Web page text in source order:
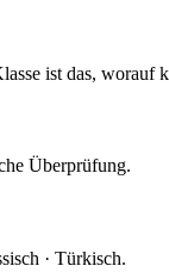
ist das, worauf
Überprüfung.
· Türkisch.